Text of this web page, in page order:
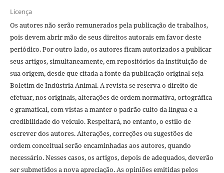
Licença
Os autores não serão remunerados pela publicação de trabalhos,
pois devem abrir mão de seus direitos autorais em favor deste
periódico. Por outro lado, os autores ficam autorizados a publicar
seus artigos, simultaneamente, em repositórios da instituição de
sua origem, desde que citada a fonte da publicação original seja
Boletim de Indústria Animal. A revista se reserva o direito de
efetuar, nos originais, alterações de ordem normativa, ortográfica
e gramatical, com vistas a manter o padrão culto da língua e a
credibilidade do veículo. Respeitará, no entanto, o estilo de
escrever dos autores. Alterações, correções ou sugestões de
ordem conceitual serão encaminhadas aos autores, quando
necessário. Nesses casos, os artigos, depois de adequados, deverão
ser submetidos a nova apreciação. As opiniões emitidas pelos